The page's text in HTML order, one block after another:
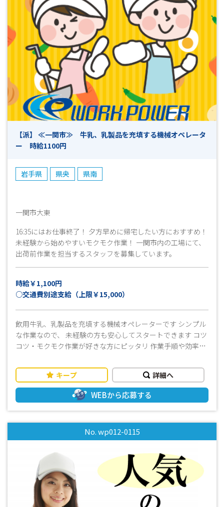
*-*-*-*-*-*-*-*-*-*-*-*-*-*-*-*-*-*-*-*-*-*-*-*-*-*-*-*-*-*-*-*-
*-*-* 「面白そう！」「高時給でしっかり稼ぎたい！」「ブラ
ンクがあるけど働きたい！」 「未経験だけどお仕事をやって
みたい！」などなど… 少しでも興味がありましたら、まず
はお気軽にお問い合わせください！ 今は別のお仕事をされ
ていて退職後から働き始めたいという方も大歓迎です♪ 皆
様のご応募心よりお待ちしております！！(^^)/ 【ご応募から
採用までの流れ】 ◎ＷＥＢやお電話でご応募ください ▼
（ 受付 ） ◎弊社担当よりお電話にて折り返しご連絡致し
ます ▼ （ 面接日調整・予約 （所要時間5～１０分程
度） ） ◎面接・お仕事説明 ▼ （ これまでの職務経歴
やお仕事へのご希望等お聞かせください ） ◎工場見学
▼ （ 見学後、就業希望確認とお仕事開始日の日程等確
認 ） ◎採用連絡 ▼ （ 即日～7日程度 ） ◎勤務スタ
【派】 ≪一関市≫ 牛乳、乳製品を充填する機械オペレータ
ー 時給1100円
岩手県 県央 県南
一関市大東
16:35にはお仕事終了！ 夕方早めに帰宅したい方におすすめ！
未経験から始めやすいモクモク作業！ 一関市内の工場にて、
出荷前作業を担当するスタッフを募集しています。
時給￥1,100円
○交通費別途支給（上限￥15,000）
飲用牛乳、乳製品を充填する機械オペレーターです シンプル
な作業なので、 未経験の方も安心してスタートできます コツ
コツ・モクモク作業が好きな方にピッタリ 作業手順や効率よ
製造業が初めての方も安心して働ける環境です！
キープ 詳細へ
WEBから応募する
No. wp012-0115